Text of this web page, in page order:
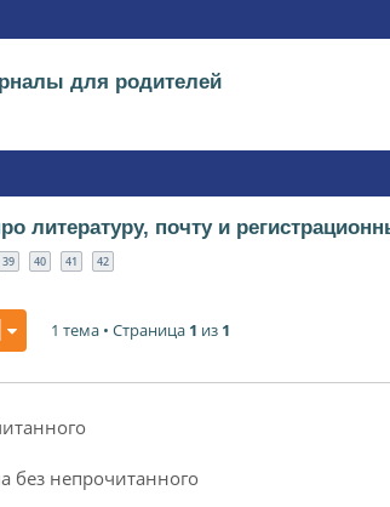
для родителей
литературу, почту и
39 40 41 42
1 тема • Страница 1 из 1
без непрочитанного